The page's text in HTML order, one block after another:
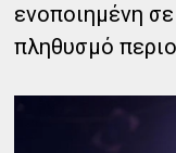
ενοποιημένη
πληθυσμό